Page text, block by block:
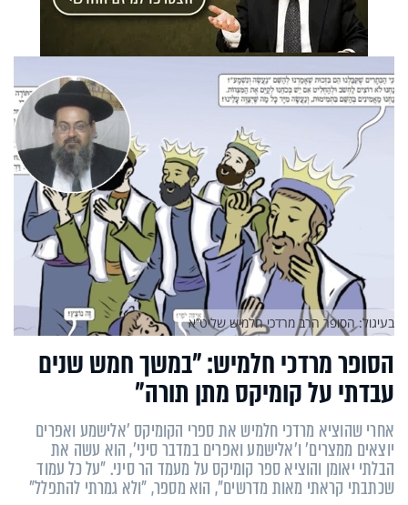
הסופר מרדכי חלמיש: "במשך חמש שנים
עבדתי על קומיקס מתן תורה"
אחרי שהוציא מרדכי חלמיש את ספרי הקומיקס 'אלישמע ואפרים
יוצאים ממצרים' ו'אלישמע ואפרים במדבר סיני', הוא עשה את
הבלתי יאומן והוציא ספר קומיקס על מעמד הר סיני. "על כל עמוד
שכתבתי קראתי מאות מדרשים", הוא מספר, "ולא גמרתי להתפלל"
בעיגול: הסופר הרב מרדכי חלמיש שליט’’א